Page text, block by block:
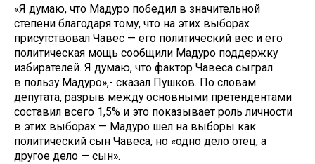
«Я думаю, что Мадуро победил в значительной
степени благодаря тому, что на этих выборах
присутствовал Чавес — его политический вес и его
политическая мощь сообщили Мадуро поддержку
избирателей. Я думаю, что фактор Чавеса сыграл
в пользу Мадуро»,- сказал Пушков. По словам
депутата, разрыв между основными претендентами
составил всего 1,5% и это показывает роль личности
в этих выборах — Мадуро шел на выборы как
политический сын Чавеса, но «одно дело отец, а
другое дело — сын».